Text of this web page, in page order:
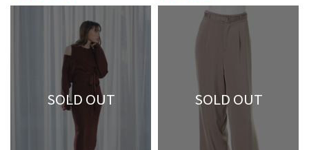
SOLD OUT SOLD OUT